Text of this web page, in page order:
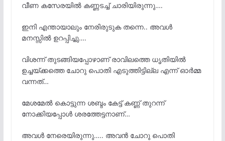
വീണ കസേരയിൽ കണ്ണടച്ച് ചാരിയിരുന്നു….
ഇനി എന്തായാലും നേരിരുടുക തന്നെ.. അവൾ
മനസ്സിൽ ഉറപ്പിച്ചു….
വിശന്ന് തുടങ്ങിയപ്പോഴാണ് രാവിലത്തെ ധൃതിയിൽ
ഉച്ചയ്ക്കത്തെ ചോറു പൊതി എടുത്തിട്ടില്ല എന്ന് ഓർമ്മ
വന്നത്…
മേശമേൽ കൊട്ടുന്ന ശബ്ദം കേട്ട് കണ്ണ് തുറന്ന്
നോക്കിയപ്പോൾ ശരത്തേട്ടനാണ്…
അവൾ നേരെയിരുന്നു….. അവൻ ചോറു പൊതി